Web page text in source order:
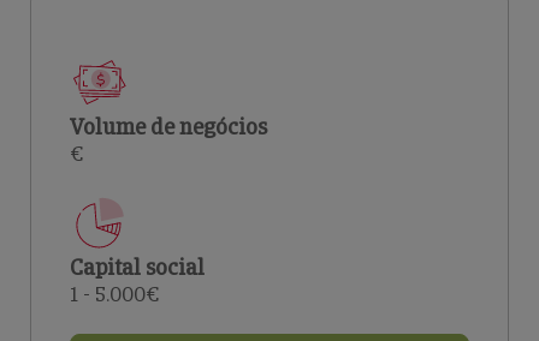
Volume de negócios
€
Capital social
1 - 5.000€